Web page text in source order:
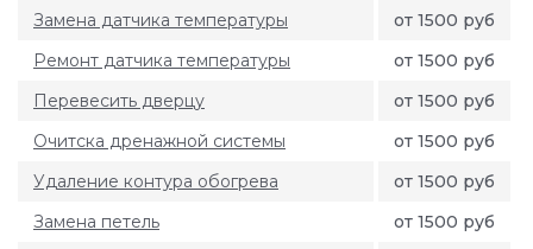
Замена датчика температуры
от 1500 руб
Ремонт датчика температуры
от 1500 руб
Перевесить дверцу
от 1500 руб
Очитска дренажной системы
от 1500 руб
Удаление контура обогрева
от 1500 руб
Замена петель
от 1500 руб